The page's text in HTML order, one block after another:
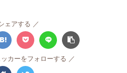
ェアする
カーをフォローする